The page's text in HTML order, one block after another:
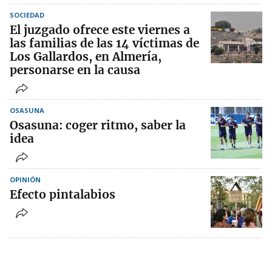
SOCIEDAD
El juzgado ofrece este viernes a
las familias de las 14 víctimas de
Los Gallardos, en Almería,
personarse en la causa
OSASUNA
Osasuna: coger ritmo, saber la
idea
OPINIÓN
Efecto pintalabios